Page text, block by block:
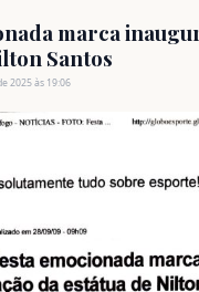
marca
Santos
2025 às 19:06